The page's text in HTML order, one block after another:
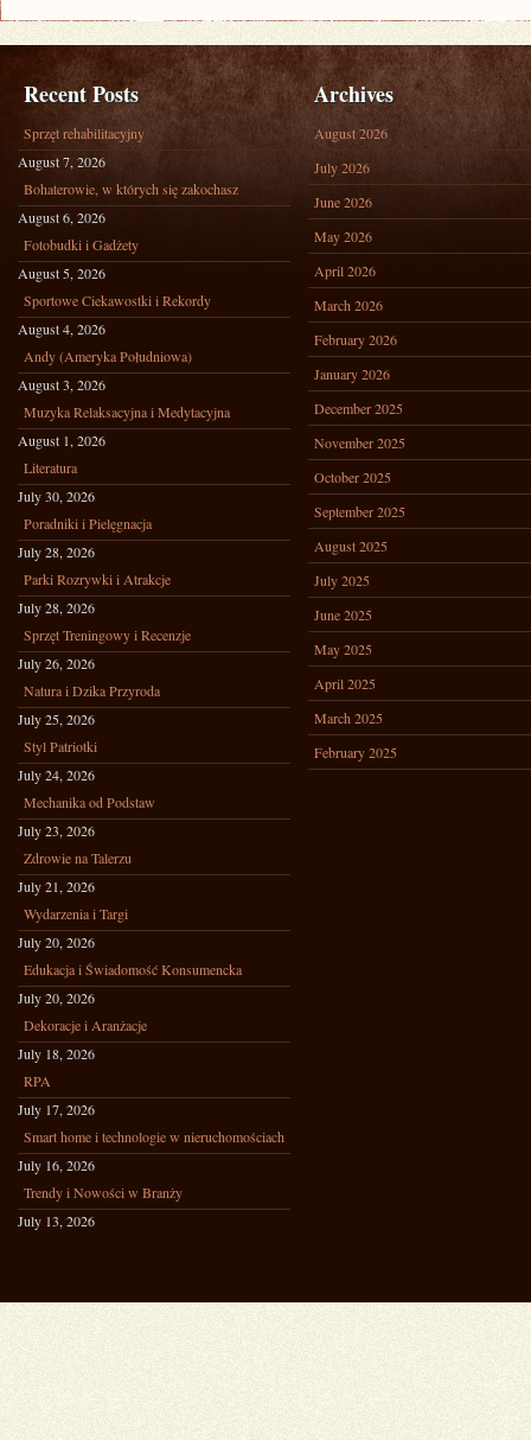
Recent Posts
Sprzęt rehabilitacyjny
August 7, 2026
Bohaterowie, w których się zakochasz
August 6, 2026
Fotobudki i Gadżety
August 5, 2026
Sportowe Ciekawostki i Rekordy
August 4, 2026
Andy (Ameryka Południowa)
August 3, 2026
Muzyka Relaksacyjna i Medytacyjna
August 1, 2026
Literatura
July 30, 2026
Poradniki i Pielęgnacja
July 28, 2026
Parki Rozrywki i Atrakcje
July 28, 2026
Sprzęt Treningowy i Recenzje
July 26, 2026
Natura i Dzika Przyroda
July 25, 2026
Styl Patriotki
July 24, 2026
Mechanika od Podstaw
July 23, 2026
Zdrowie na Talerzu
July 21, 2026
Wydarzenia i Targi
July 20, 2026
Edukacja i Świadomość Konsumencka
July 20, 2026
Dekoracje i Aranżacje
July 18, 2026
RPA
July 17, 2026
Smart home i technologie w nieruchomościach
July 16, 2026
Trendy i Nowości w Branży
July 13, 2026
Archives
August 2026
July 2026
June 2026
May 2026
April 2026
March 2026
February 2026
January 2026
December 2025
November 2025
October 2025
September 2025
August 2025
July 2025
June 2025
May 2025
April 2025
March 2025
February 2025